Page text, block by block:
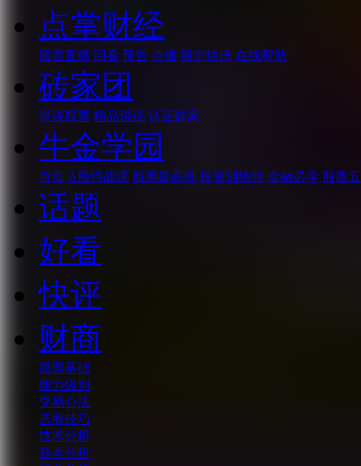
点掌财经
股票直播 回看 预告 点播 股市快讯 在线帮助
砖家团
说说股票 精品说说 认证砖家
牛金学园
首页 A股特战课 股票提高班 投资训练营 金融必学 股票
话题
好看
快评
财商
股票基础
能力级别
交易心法
选股技巧
技术分析
基本分析